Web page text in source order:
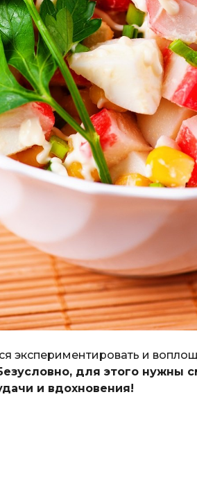
экспериментировать и
для этого нужны
и вдохновения!